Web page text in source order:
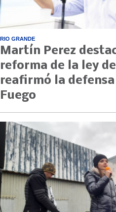
RIO GRANDE
Martín Perez
reforma de la ley
reafirmó la defensa
Fuego